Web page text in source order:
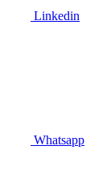
Linkedin
Whatsapp